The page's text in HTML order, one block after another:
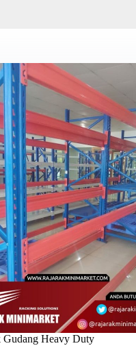
Gudang Heavy Duty